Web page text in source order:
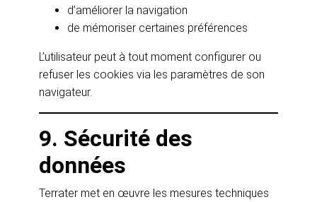
d’améliorer la navigation
de mémoriser certaines préférences
L’utilisateur peut à tout moment configurer ou
refuser les cookies via les paramètres de son
navigateur.
9. Sécurité des
données
Terrater met en œuvre les mesures techniques